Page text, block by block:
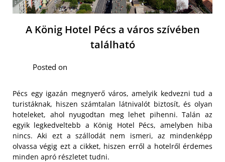
A König Hotel Pécs a város szívében
található
Posted on
Pécs egy igazán megnyerő város, amelyik kedvezni tud a
turistáknak, hiszen számtalan látnivalót biztosít, és olyan
hoteleket, ahol nyugodtan meg lehet pihenni. Talán az
egyik legkedveltebb a König Hotel Pécs, amelyben hiba
nincs. Aki ezt a szállodát nem ismeri, az mindenképp
olvassa végig ezt a cikket, hiszen erről a hotelről érdemes
minden apró részletet tudni.